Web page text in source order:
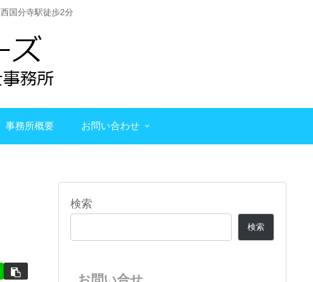
国分寺駅徒歩2分
事務所概要 お問い合わせ
検索
検索
お問い合せ